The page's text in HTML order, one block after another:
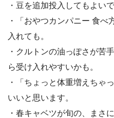
・豆を追加投入してもよいで
・「おやつカンパニー 食べ
入れても。
・クルトンの油っぽさが苦
ら受け入れやすいかも。
・「ちょっと体重増えちゃ
いいと思います。
・春キャベツが旬の、まさ